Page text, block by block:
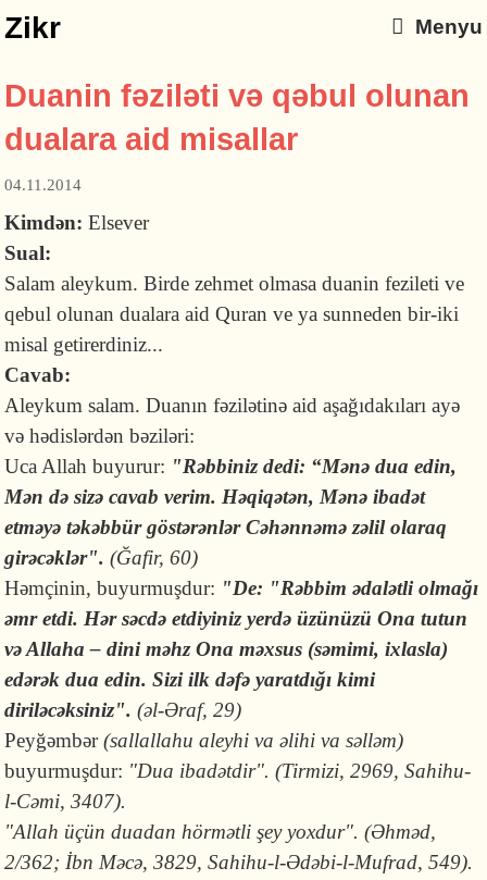
Zikr Menyu
Duanin fəziləti və qəbul olunan
dualara aid misallar
04.11.2014
Kimdən:Elsever
Sual:
Salam aleykum. Birde zehmet olmasa duanin fezileti ve
qebul olunan dualara aid Quran ve ya sunneden bir-iki
misal getirerdiniz...
Cavab:
Aleykum salam. Duanın fəzilətinə aid aşağıdakıları ayə
və hədislərdən bəziləri:
Uca Allah buyurur: "Rəbbiniz dedi: “Mənə dua edin,
Mən də sizə cavab verim. Həqiqətən, Mənə ibadət
etməyə təkəbbür göstərənlər Cəhənnəmə zəlil olaraq
girəcəklər". (Ğafir, 60)
Həmçinin, buyurmuşdur: "De: "Rəbbim ədalətli olmağı
əmr etdi. Hər səcdə etdiyiniz yerdə üzünüzü Ona tutun
və Allaha – dini məhz Ona məxsus (səmimi, ixlasla)
edərək dua edin. Sizi ilk dəfə yaratdığı kimi
diriləcəksiniz".(əl-Əraf, 29)
Peyğəmbər(sallallahu aleyhi va əlihi va səlləm)
buyurmuşdur: "Dua ibadətdir". (Tirmizi, 2969, Sahihu-
l-Cəmi, 3407).
"Allah üçün duadan hörmətli şey yoxdur". (Əhməd,
2/362; İbn Məcə, 3829, Sahihu-l-Ədəbi-l-Mufrad, 549).